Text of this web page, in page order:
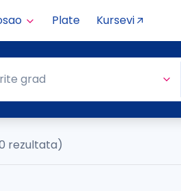
Plate Kursevi
grad
rezultata)